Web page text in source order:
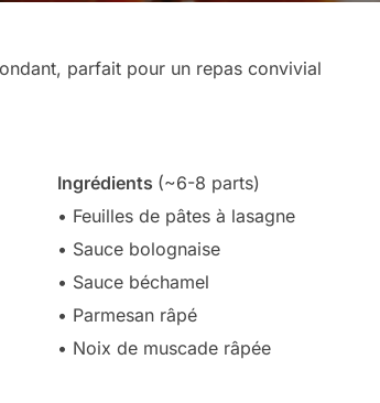
parfait pour un repas convivial
Ingrédients (~6-8 parts)
• Feuilles de pâtes à lasagne
• Sauce bolognaise
• Sauce béchamel
• Parmesan râpé
• Noix de muscade râpée